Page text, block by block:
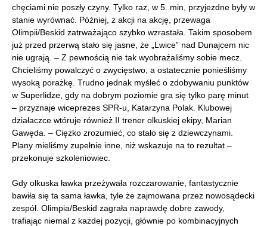
chęciami nie poszły czyny. Tylko raz, w 5. min, przyjezdne były w
stanie wyrównać. Później, z akcji na akcję, przewaga
Olimpii/Beskid zatrważająco szybko wzrastała. Takim sposobem
już przed przerwą stało się jasne, że „Lwice” nad Dunajcem nic
nie ugrają. – Z pewnością nie tak wyobrażaliśmy sobie mecz.
Chcieliśmy powalczyć o zwycięstwo, a ostatecznie ponieśliśmy
wysoką porażkę. Trudno jednak myśleć o zdobywaniu punktów
w Superlidze, gdy na dobrym poziomie gra się tylko parę minut
– przyznaje wiceprezes SPR-u, Katarzyna Polak. Klubowej
działaczce wtóruje również II trener olkuskiej ekipy, Marian
Gawęda. – Ciężko zrozumieć, co stało się z dziewczynami.
Plany mieliśmy zupełnie inne, niż wskazuje na to rezultat –
przekonuje szkoleniowiec.
Gdy olkuska ławka przeżywała rozczarowanie, fantastycznie
bawiła się ta sama ławka, tyle że zajmowana przez nowosądecki
zespół. Olimpia/Beskid zagrała naprawdę dobre zawody,
trafiając niemal z każdej pozycji, głównie po kombinacyjnych